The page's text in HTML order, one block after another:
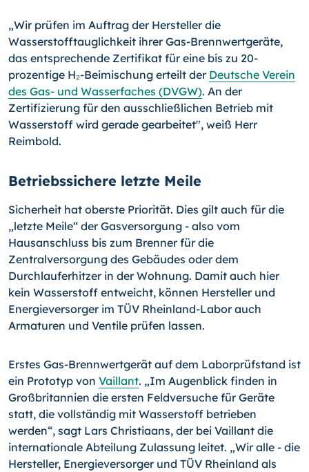
„Wir prüfen im Auftrag der Hersteller die
Wasserstofftauglichkeit ihrer Gas-Brenn­wert­geräte,
das entsprechende Zertifikat für eine bis zu 20-
prozentige H₂-Beimischung erteilt der Deutsche Verein
des Gas- und Wasserfaches (DVGW). An der
Zertifizierung für den ausschließlichen Betrieb mit
Wasserstoff wird gerade gearbeitet", weiß Herr
Reimbold.
Betriebssichere letzte Meile
Sicherheit hat oberste Priorität. Dies gilt auch für die
„letzte Meile“ der Gasver­sor­gung - also vom
Hausanschluss bis zum Brenner für die
Zentralversorgung des Gebäudes oder dem
Durchlauferhitzer in der Wohnung. Damit auch hier
kein Wasserstoff entweicht, können Hersteller und
Energieversorger im TÜV Rheinland-Labor auch
Armaturen und Ventile prüfen lassen.
Erstes Gas-Brennwertgerät auf dem Laborprüfstand ist
ein Prototyp von Vaillant. „Im Augenblick finden in
Großbritannien die ersten Feldversuche für Geräte
statt, die vollständig mit Wasserstoff betrieben
werden“, sagt Lars Christiaans, der bei Vaillant die
internationale Abteilung Zulassung leitet. „Wir alle - die
Hersteller, Energieversorger und TÜV Rheinland als